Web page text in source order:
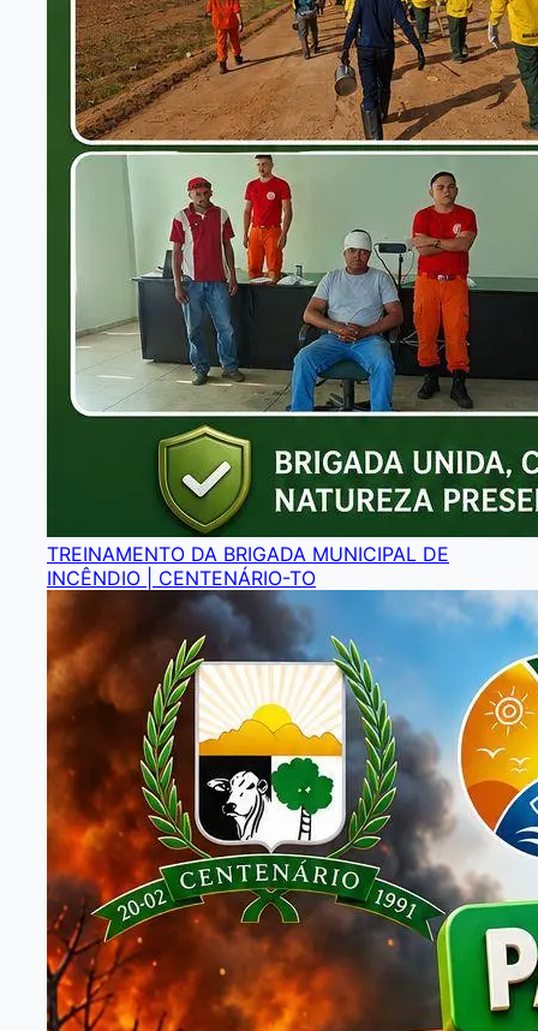
TREINAMENTO DA BRIGADA MUNICIPAL DE
INCÊNDIO | CENTENÁRIO-TO